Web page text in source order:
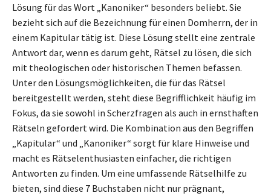
Lösung für das Wort „Kanoniker“ besonders beliebt. Sie
bezieht sich auf die Bezeichnung für einen Domherrn, der in
einem Kapitular tätig ist. Diese Lösung stellt eine zentrale
Antwort dar, wenn es darum geht, Rätsel zu lösen, die sich
mit theologischen oder historischen Themen befassen.
Unter den Lösungsmöglichkeiten, die für das Rätsel
bereitgestellt werden, steht diese Begrifflichkeit häufig im
Fokus, da sie sowohl in Scherzfragen als auch in ernsthaften
Rätseln gefordert wird. Die Kombination aus den Begriffen
„Kapitular“ und „Kanoniker“ sorgt für klare Hinweise und
macht es Rätselenthusiasten einfacher, die richtigen
Antworten zu finden. Um eine umfassende Rätselhilfe zu
bieten, sind diese 7 Buchstaben nicht nur prägnant,